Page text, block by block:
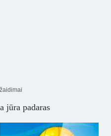
jūra padaras